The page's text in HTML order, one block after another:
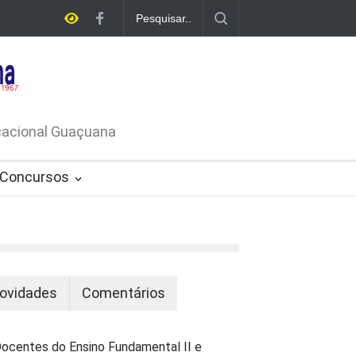
Nº
Guaçuana
Concursos
Comentários
do Ensino Fundamental II e